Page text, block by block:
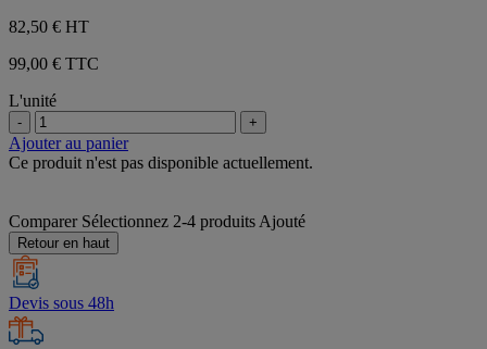
82,50 € HT
99,00 € TTC
L'unité
- +
Ajouter au panier
Ce produit n'est pas disponible actuellement.
Comparer Sélectionnez 2-4 produits Ajouté
Retour en haut
Devis sous 48h